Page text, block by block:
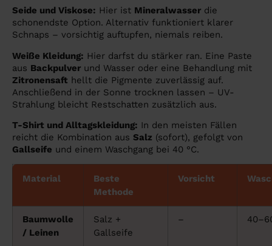
Seide und Viskose: Hier ist Mineralwasser die
schonendste Option. Alternativ funktioniert klarer
Schnaps – vorsichtig auftupfen, niemals reiben.
Weiße Kleidung: Hier darfst du stärker ran. Eine Paste
aus Backpulver und Wasser oder eine Behandlung mit
Zitronensaft hellt die Pigmente zuverlässig auf.
Anschließend in der Sonne trocknen lassen – UV-
Strahlung bleicht Restschatten zusätzlich aus.
T-Shirt und Alltagskleidung: In den meisten Fällen
reicht die Kombination aus Salz (sofort), gefolgt von
Gallseife und einem Waschgang bei 40 °C.
Material
Beste
Methode
Vorsicht
Baumwolle
/ Leinen
Salz +
Gallseife
–